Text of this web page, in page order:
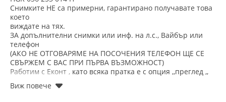
Снимките НЕ са примерни, гарантирано получавате това
което
виждате на тях.
ЗА допълнителни снимки или инф. на л.с., Вайбър или
телефон
(АКО НЕ ОТГОВАРЯМЕ НА ПОСОЧЕНИЯ ТЕЛЕФОН ЩЕ СЕ
СВЪРЖЕМ С ВАС ПРИ ПЪРВА ВЪЗМОЖНОСТ)
Работим с Еконт , като всяка пратка е с опция ,,преглед ,,